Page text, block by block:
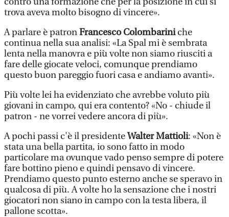
trova aveva molto bisogno di vincere».
A parlare è patronFrancesco Colombariniche
continua nella sua analisi: «La Spal mi è sembrata
lenta nella manovra e più volte non siamo riusciti a
fare delle giocate veloci, comunque prendiamo
questo buon pareggio fuori casa e andiamo avanti».
Più volte lei ha evidenziato che avrebbe voluto più
giovani in campo, qui era contento? «No - chiude il
patron - ne vorrei vedere ancora di più».
A pochi passi c'è il presidenteWalter Mattioli: «Non è
stata una bella partita, io sono fatto in modo
particolare ma ovunque vado penso sempre di potere
fare bottino pieno e quindi pensavo di vincere.
Prendiamo questo punto esterno anche se speravo in
qualcosa di più. A volte ho la sensazione che i nostri
giocatori non siano in campo con la testa libera, il
pallone scotta».